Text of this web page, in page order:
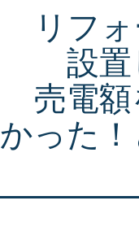
リフ
設置
売電
った